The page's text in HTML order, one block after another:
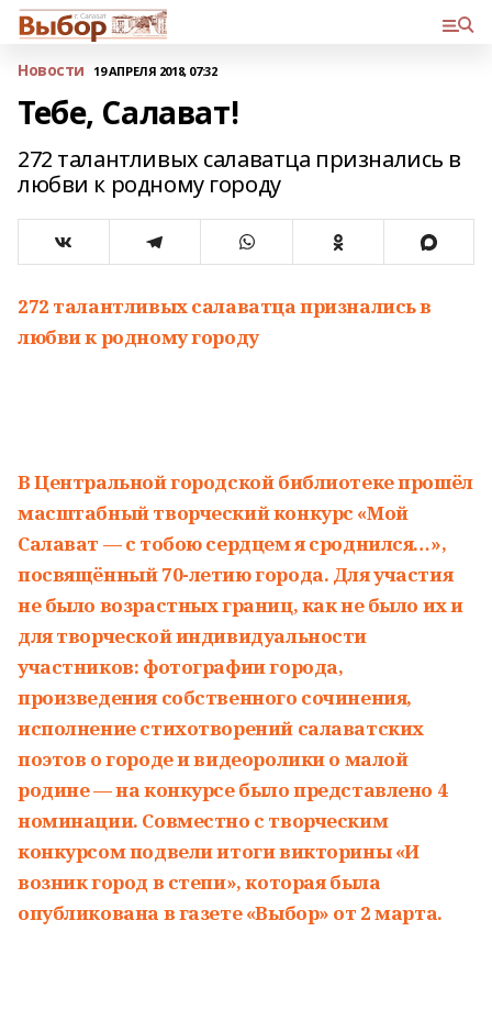
Новости 19 АПРЕЛЯ 2018, 07:32
Тебе, Салават!
272 талантливых салаватца признались в
любви к родному городу
272 талантливых салаватца признались в
любви к родному городу
В Центральной городской библиотеке прошёл
масштабный творческий конкурс «Мой
Салават — с тобою сердцем я сроднился…»,
посвящённый 70-летию города. Для участия
не было возрастных границ, как не было их и
для творческой индивидуальности
участников: фотографии города,
произведения собственного сочинения,
исполнение стихотворений салаватских
поэтов о городе и видеоролики о малой
родине — на конкурсе было представлено 4
номинации. Совместно с творческим
конкурсом подвели итоги викторины «И
возник город в степи», которая была
опубликована в газете «Выбор» от 2 марта.